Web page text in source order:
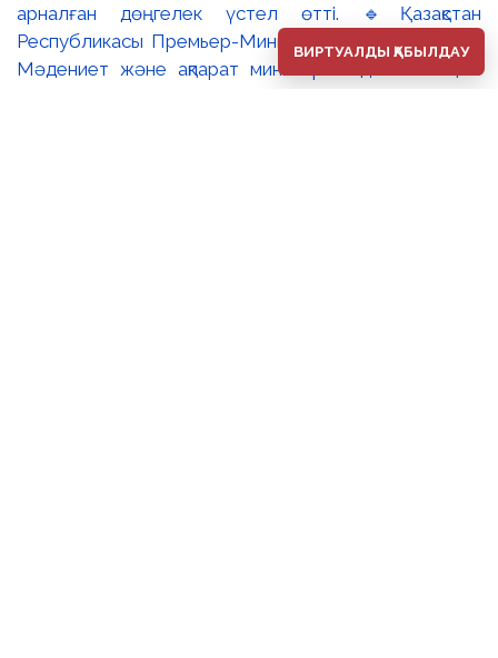
арналған дөңгелек үстел өтті. 🔹Қазақстан
Республикасы Премьер-Министрінің орынбасары –
Мәдениет және ақпарат министрі Аида Ғалымқызы
ВИРТУАЛДЫ ҚАБЫЛДАУ